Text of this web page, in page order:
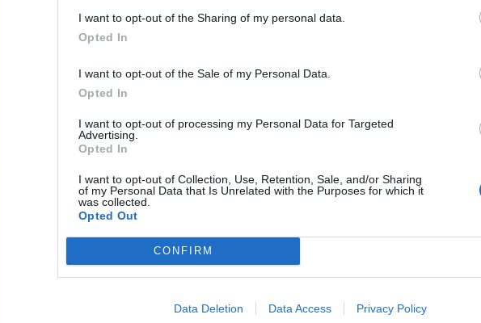
I want to opt-out of the Sharing of my personal data.
Opted In
I want to opt-out of the Sale of my Personal Data.
Opted In
I want to opt-out of processing my Personal Data for Targeted
Advertising.
Opted In
I want to opt-out of Collection, Use, Retention, Sale, and/or Sharing
of my Personal Data that Is Unrelated with the Purposes for which it
was collected.
Opted Out
CONFIRM
Data Deletion Data Access Privacy Policy